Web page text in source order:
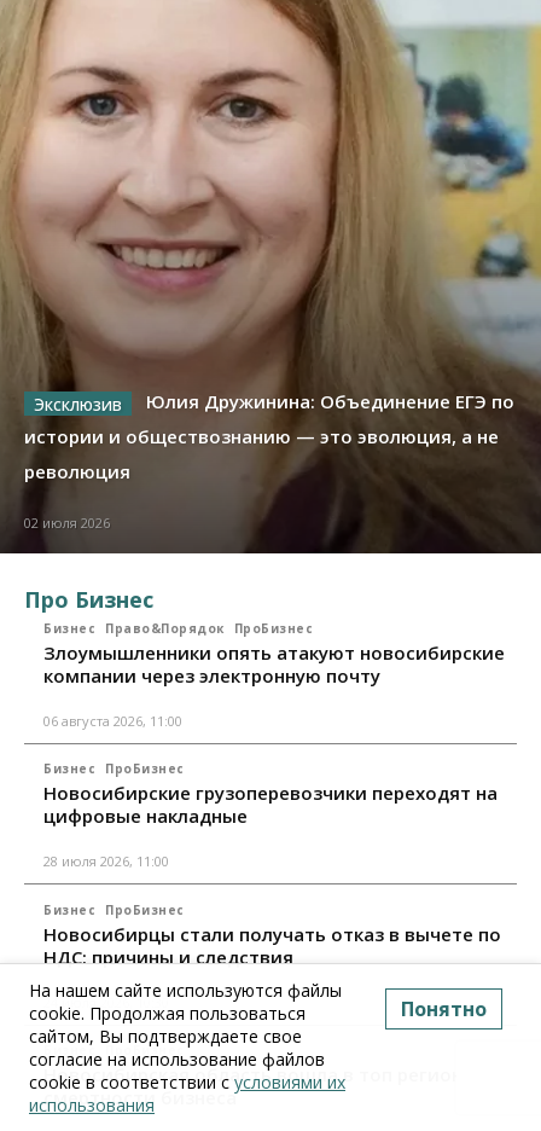
Юлия Дружинина: Объединение ЕГЭ по
истории и обществознанию — это эволюция, а не
революция
02 июля 2026
Про Бизнес
Бизнес Право&Порядок ПроБизнес
Злоумышленники опять атакуют новосибирские
компании через электронную почту
06 августа 2026, 11:00
Бизнес ПроБизнес
Новосибирские грузоперевозчики переходят на
цифровые накладные
28 июля 2026, 11:00
Бизнес ПроБизнес
Новосибирцы стали получать отказ в вычете по
НДС: причины и следствия
24 июля 2026, 10:30
Бизнес ПроБизнес
Новосибирская область вошла в топ регионов по
смертности бизнеса
На нашем сайте используются файлы
cookie. Продолжая пользоваться
сайтом, Вы подтверждаете свое
согласие на использование файлов
cookie в соответствии с условиями их
использования
Понятно